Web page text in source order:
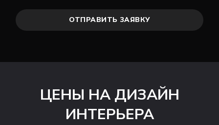
ОТПРАВИТЬ ЗАЯВКУ
ЦЕНЫ НА ДИЗАЙН
ИНТЕРЬЕРА